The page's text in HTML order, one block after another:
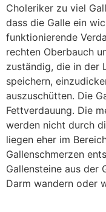
Choleriker zu viel
dass die Galle ein
funktionierende
rechten Oberbauch
zuständig, die in der
speichern,
auszuschütten. Die
Fettverdauung. Die
werden nicht durch
liegen eher im
Gallenschmerzen
Gallensteine aus der
Darm wandern oder